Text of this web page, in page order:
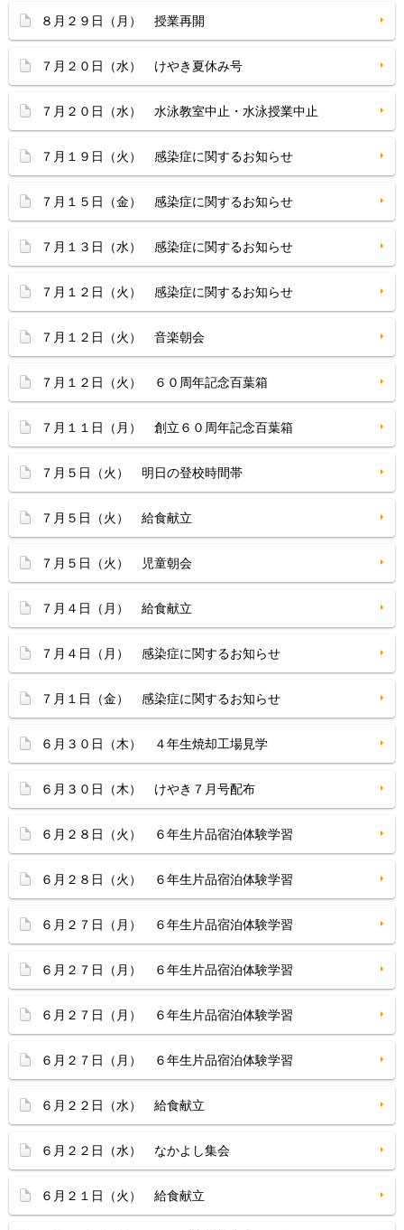
８月２９日（月） 授業再開
７月２０日（水） けやき夏休み号
７月２０日（水） 水泳教室中止・水泳授業中止
７月１９日（火） 感染症に関するお知らせ
７月１５日（金） 感染症に関するお知らせ
７月１３日（水） 感染症に関するお知らせ
７月１２日（火） 感染症に関するお知らせ
７月１２日（火） 音楽朝会
７月１２日（火） ６０周年記念百葉箱
７月１１日（月） 創立６０周年記念百葉箱
７月５日（火） 明日の登校時間帯
７月５日（火） 給食献立
７月５日（火） 児童朝会
７月４日（月） 給食献立
７月４日（月） 感染症に関するお知らせ
７月１日（金） 感染症に関するお知らせ
６月３０日（木） ４年生焼却工場見学
６月３０日（木） けやき７月号配布
６月２８日（火） ６年生片品宿泊体験学習
６月２８日（火） ６年生片品宿泊体験学習
６月２７日（月） ６年生片品宿泊体験学習
６月２７日（月） ６年生片品宿泊体験学習
６月２７日（月） ６年生片品宿泊体験学習
６月２７日（月） ６年生片品宿泊体験学習
６月２２日（水） 給食献立
６月２２日（水） なかよし集会
６月２１日（火） 給食献立